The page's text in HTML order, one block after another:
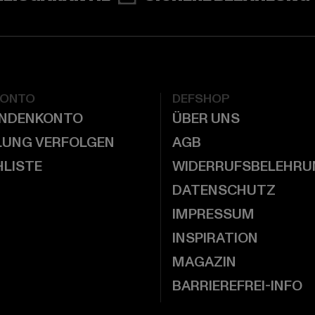
VERFOLGEN
DEFSHOP
ÜBER UNS
AGB
DATENSCHUTZ
IMPRESSUM
INSPIRATION
MAGAZIN
BARRIEREFREI-INFO